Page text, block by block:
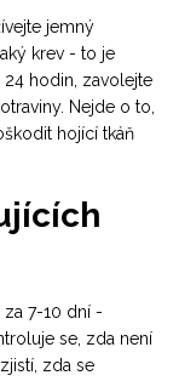
jemný
krev - to je
24 hodin, zavolejte
Nejde o to,
hojící tkáň
za 7-10 dní -
se, zda není
zda se